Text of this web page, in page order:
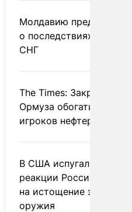
Молдавию
о последствиях выхода
СНГ
The Times: Закрытие
Ормуза обогатило
игроков нефтерынка
В США испугались
реакции России и
на истощение запасов
оружия